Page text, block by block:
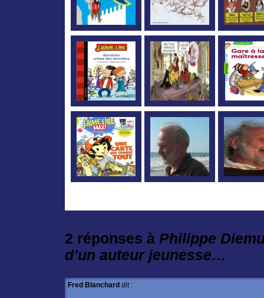
2 réponses à Philippe
d’un auteur jeunesse…
Fred Blanchard dit :